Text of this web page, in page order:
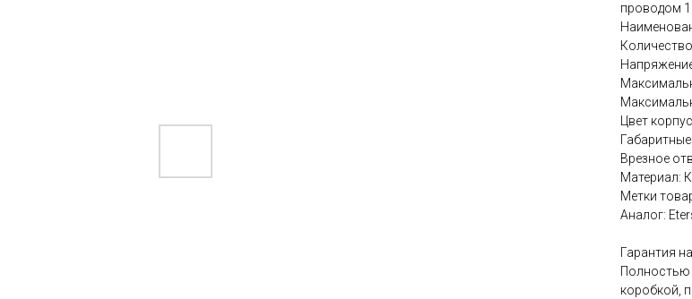
проводом
Количество
Цвет
Врезное
Материал:
Метки
Аналог:
Гарантия
Полностью
коробкой,